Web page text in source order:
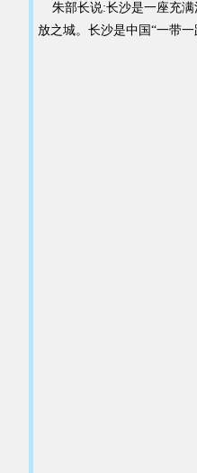
朱部长说:长沙是一座充满
放之城。长沙是中国“一带